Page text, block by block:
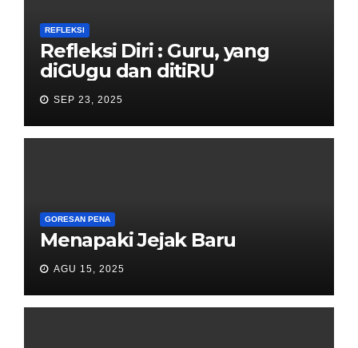
REFLEKSI
Refleksi Diri : Guru, yang
diGUgu dan ditiRU
SEP 23, 2025
GORESAN PENA
Menapaki Jejak Baru
AGU 15, 2025